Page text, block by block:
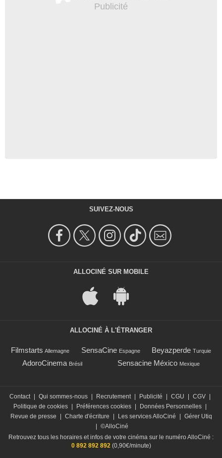
SUIVEZ-NOUS
ALLOCINÉ SUR MOBILE
ALLOCINÉ À L'ÉTRANGER
Filmstarts Allemagne SensaCine Espagne Beyazperde Turquie
AdoroCinema Brésil Sensacine México Mexique
Contact | Qui sommes-nous | Recrutement | Publicité | CGU | CGV |
Politique de cookies | Préférences cookies | Données Personnelles |
Revue de presse
| Charte d'écriture | Les services AlloCiné | Gérer Utiq
| ©AlloCiné
Retrouvez tous les horaires et infos de votre cinéma sur le numéro AlloCiné :
0 892 892 892(0,90€/minute)